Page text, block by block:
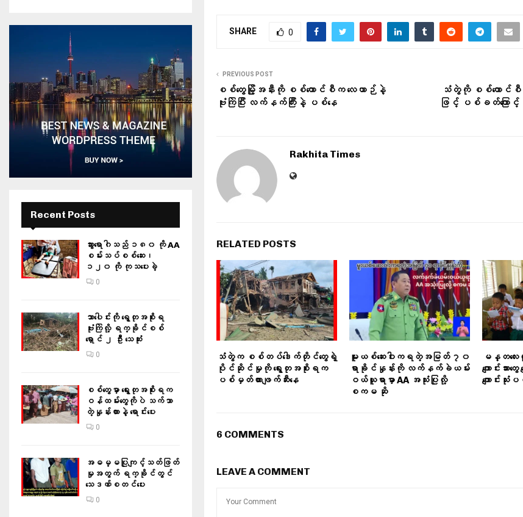
SHARE 0
PREVIOUS POST
စစ်တွေမြို့အနီးကို စစ်ကောင်စီက လေယာဉ်နဲ့
ဗုံးကြဲပြီး လက်နက်ကြီးနဲ့ ပစ်နေ
သံတွဲကို စစ်ကောင်စီ
ဖြင့် ပစ်ခတ်ကြောင့် ၃
Rakhita Times
RELATED POSTS
သံတွဲက စစ်တပ်ဒေါက်တိုင်တွေရဲ့
ပိုင်ဆိုင်မှုကို ရွေးတုအစိုးရက
ပစ်မှတ်ထားဖျက်ဆီးနေ
မူးယစ်ဆေးဝါးကရတဲ့အမြတ် ၇၀
ရာခိုင်နှုန်းကို လက်နက်ခဲယမ်း
ဝယ်ယူရာမှာ AA အသုံးပြုလို့
စကမ ဆို
မန္တလေ
ကျောင်းသာ
ကျောင်းသုံ
6 COMMENTS
LEAVE A COMMENT
Recent Posts
သွားရောဂါသည် ၁၈၀ ကို AA
စမ်းသပ်စစ်ဆေး၊
၁၂၀ ကို ကုသပေးခဲ့
0
သာပေါင်းကို ရွေတုအစိုးရ
ဗုံးကြဲလို့ ရက္ခိုင်စစ်
ရှောင် ၂ ဦး သေဆုံး
0
စစ်တွေမှာ ရွေးတုအစိုးရက
ဝန်ထမ်းတွေကိုပဲ သက်သာ
တဲ့နှုန်းထားနဲ့ ရောင်းပေး
0
အဓမ္မပြုကျင့်သတ်ဖြတ်
မှုအတွက် ရက္ခိုင်တွင်
သေဒဏ်စတင်ပေး
0